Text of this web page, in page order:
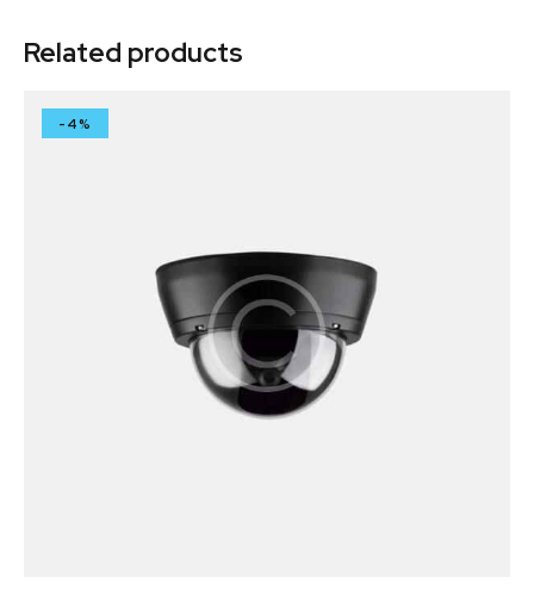
Related products
-4%